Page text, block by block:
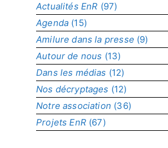
r
p
r
o
j
e
t
Actualités EnR (97)
Agenda (15)
Amilure dans la presse (9)
Autour de nous (13)
Dans les médias (12)
Nos décryptages (12)
Notre association (36)
Projets EnR(67)